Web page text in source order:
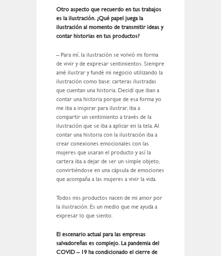
Otro aspecto que recuerdo en tus trabajos
es la ilustración. ¿Qué papel juega la
ilustración al momento de transmitir ideas y
contar historias en tus productos?
– Para mí, la ilustración se volvió mi forma
de vivir y de expresar sentimientos. Siempre
amé ilustrar y fundé mi negocio utilizando la
ilustración como base: carteras ilustradas
que cuentan una historia. Decidí que iban a
contar una historia porque de esa forma yo
me iba a inspirar para ilustrar, iba a
compartir un sentimiento a través de la
ilustración que se iba a aplicar en la tela. Al
contar una historia con la ilustración iba a
crear conexiones emocionales con las
mujeres que usaran el producto y así la
cartera iba a dejar de ser un simple objeto,
convirtiéndose en una cápsula de emociones
que acompaña a las mujeres a vivir la vida.
Todos mis productos nacen de mi amor por
la ilustración. Es un medio que me ayuda a
expresar lo que siento.
El escenario actual para las empresas
salvadoreñas es complejo. La pandemia del
COVID – 19 ha condicionado el cierre de